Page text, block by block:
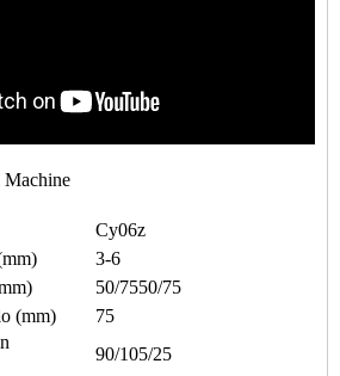
Cy06z
3-6
50/7550/75
(mm)
75
90/105/25